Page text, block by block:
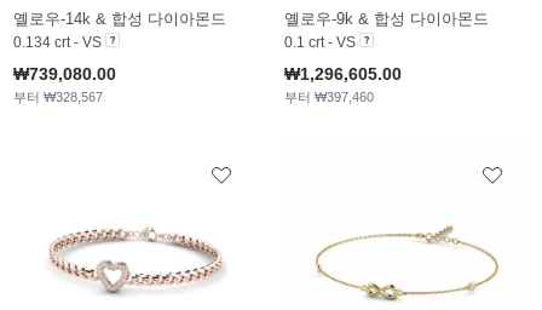
옐로우-14k & 합성 다이아몬드
0.134 crt - VS
₩739,080.00
부터 ₩328,567
옐로우-9k & 합성 다이아몬드
0.1 crt - VS
₩1,296,605.00
부터 ₩397,460